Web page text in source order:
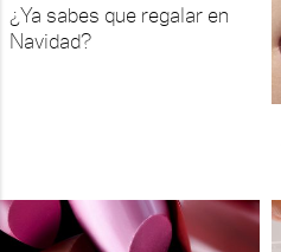
¿Ya sabes que regalar en
Navidad?